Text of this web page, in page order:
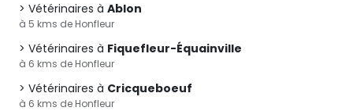
Vétérinaires à Ablon
à 5 kms de Honfleur
Vétérinaires à Fiquefleur-Équainville
à 6 kms de Honfleur
Vétérinaires à Cricqueboeuf
à 6 kms de Honfleur